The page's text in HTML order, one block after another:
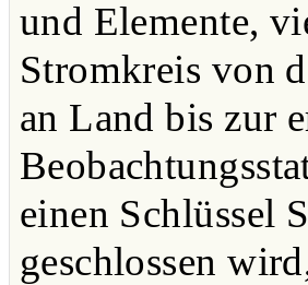
und Elemente,
Stromkreis von
an Land bis zur
einen Schlüssel
geschlossen